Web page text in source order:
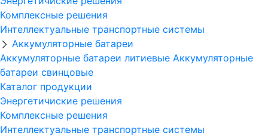
Комплексные решения
Интеллектуальные транспортные системы
Аккумуляторные батареи
Аккумуляторные батареи литиевые Аккумуляторные
батареи свинцовые
Каталог продукции
Энергетичиские решения
Комплексные решения
Интеллектуальные транспортные системы